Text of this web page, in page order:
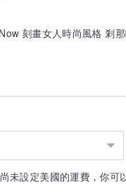
細退換貨運費可參考設計
刻畫女人時尚風格 剎
未設定美國的運費，你可